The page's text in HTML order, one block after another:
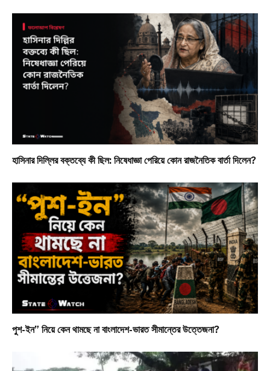
হাসিনার দিল্লির বক্তব্যে কী ছিল: নিষেধাজ্ঞা পেরিয়ে কোন রাজনৈতিক বার্তা দিলেন?
পুশ-ইন” নিয়ে কেন থামছে না বাংলাদেশ-ভারত সীমান্তের উত্তেজনা?